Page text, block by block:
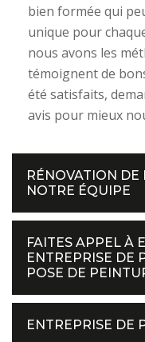
bien formée qui
unique pour
nous avons les
témoignent de
été satisfaits,
avis pour mieux
RÉNOVATION DE
NOTRE ÉQUIPE
FAITES APPEL À
ENTREPRISE DE
POSE DE
ENTREPRISE DE